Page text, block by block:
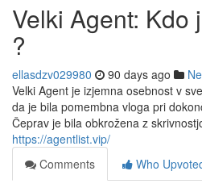
Velki Agent: Kdo
?
ellasdzv029980 90 days ago
Velki Agent je izjemna osebnost v
da je bila pomembna vloga pri
Čeprav je bila obkrožena z
https://agentlist.vip/
Comments
Who